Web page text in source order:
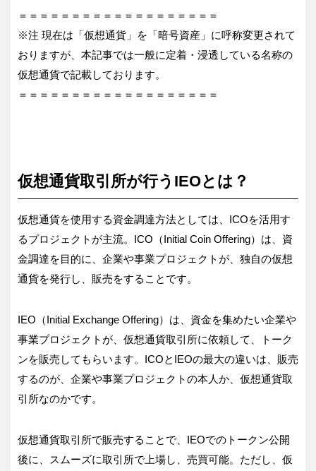
＝＝＝＝＝＝＝＝＝＝＝＝＝＝＝＝＝＝＝
※注 現在は「仮想通貨」を「暗号資産」に呼称変更されて
おりますが、本記事では一般に定着・浸透している名称の
仮想通貨で記載しております。
＝＝＝＝＝＝＝＝＝＝＝＝＝＝＝＝＝＝＝
仮想通貨取引所が行うIEOとは？
仮想通貨を使用する資金調達方法としては、ICOを活用す
るプロジェクトが主流。ICO（Initial Coin Offering）は、資
金調達を目的に、企業や事業プロジェクトが、独自の仮想
通貨を発行し、販売をすることです。
IEO（Initial Exchange Offering）は、資金を集めたい企業や
事業プロジェクトが、仮想通貨取引所に依頼して、トーク
ンを販売してもらいます。ICOとIEOの最大の違いは、販売
するのが、企業や事業プロジェクトの本人か、仮想通貨取
引所なのかです。
仮想通貨取引所で販売することで、IEOでのトークン公開
後に、スムーズに取引所で上場し、売買可能。ただし、仮